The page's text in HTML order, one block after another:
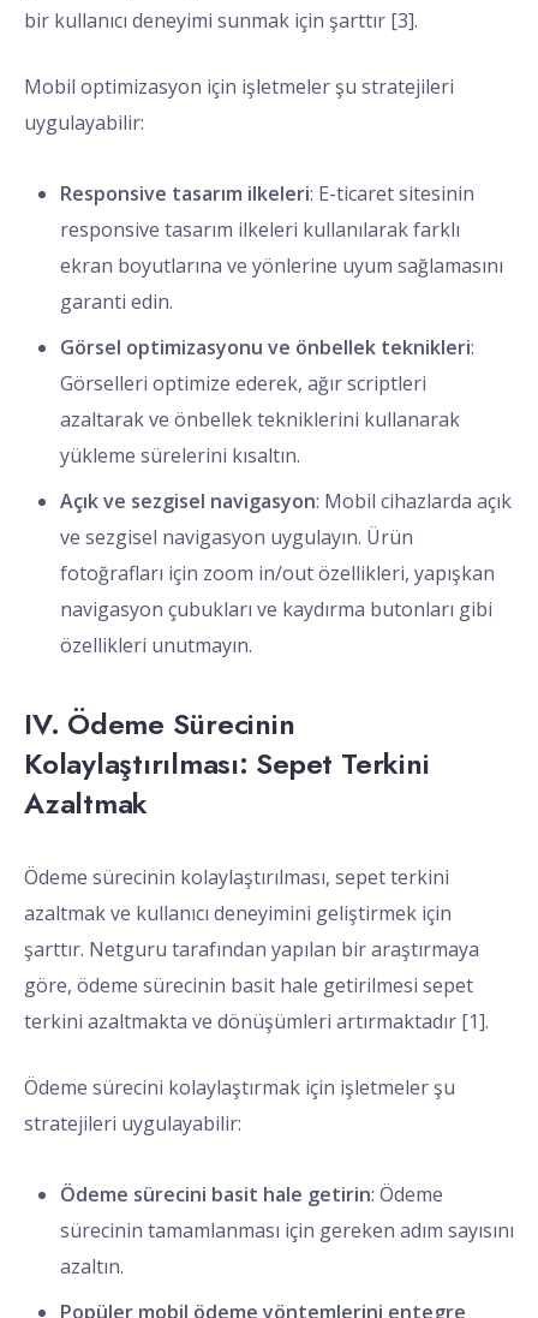
bir kullanıcı deneyimi sunmak için şarttır [3].
Mobil optimizasyon için işletmeler şu stratejileri
uygulayabilir:
Responsive tasarım ilkeleri: E-ticaret sitesinin
responsive tasarım ilkeleri kullanılarak farklı
ekran boyutlarına ve yönlerine uyum sağlamasını
garanti edin.
Görsel optimizasyonu ve önbellek teknikleri:
Görselleri optimize ederek, ağır scriptleri
azaltarak ve önbellek tekniklerini kullanarak
yükleme sürelerini kısaltın.
Açık ve sezgisel navigasyon: Mobil cihazlarda açık
ve sezgisel navigasyon uygulayın. Ürün
fotoğrafları için zoom in/out özellikleri, yapışkan
navigasyon çubukları ve kaydırma butonları gibi
özellikleri unutmayın.
IV. Ödeme Sürecinin
Kolaylaştırılması: Sepet Terkini
Azaltmak
Ödeme sürecinin kolaylaştırılması, sepet terkini
azaltmak ve kullanıcı deneyimini geliştirmek için
şarttır. Netguru tarafından yapılan bir araştırmaya
göre, ödeme sürecinin basit hale getirilmesi sepet
terkini azaltmakta ve dönüşümleri artırmaktadır [1].
Ödeme sürecini kolaylaştırmak için işletmeler şu
stratejileri uygulayabilir:
Ödeme sürecini basit hale getirin: Ödeme
sürecinin tamamlanması için gereken adım sayısını
azaltın.
Popüler mobil ödeme yöntemlerini entegre